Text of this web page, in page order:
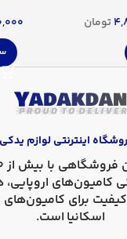
تومان
اینترنتی لوازم
کامیون‌های
برای کامیون‌های
اسکانیا است.